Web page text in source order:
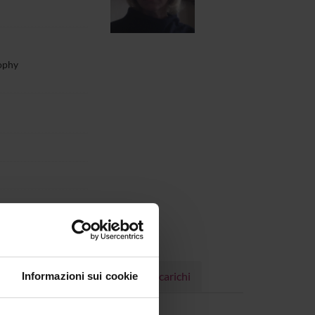
Informazioni sui cookie
Progetti Pubblicazioni Incarichi